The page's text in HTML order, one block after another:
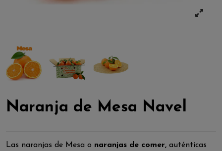
Naranja de Mesa Navel
Las naranjas de Mesa o naranjas de comer, auténticas